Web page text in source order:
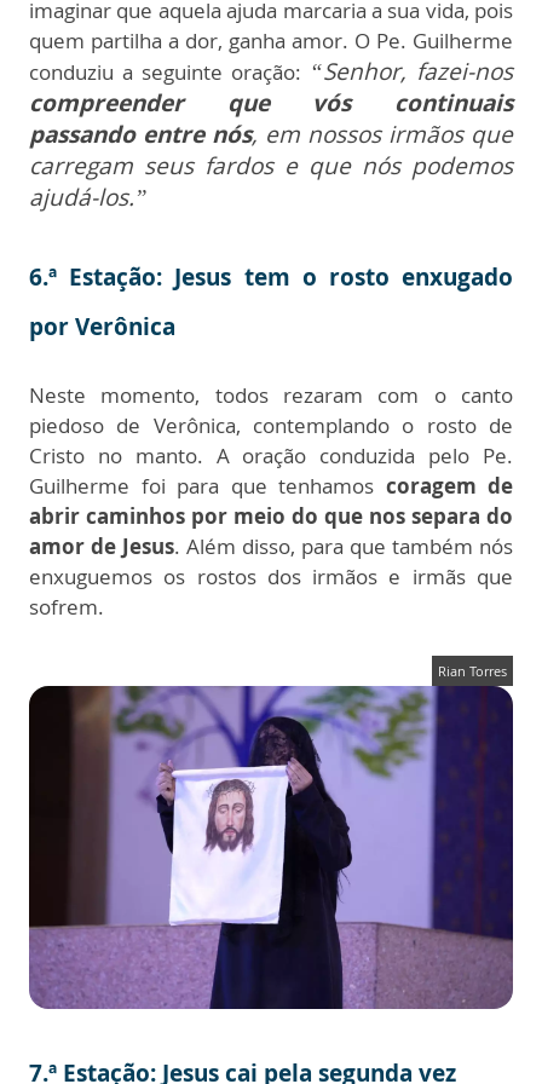
imaginar que aquela ajuda marcaria a sua vida, pois
quem partilha a dor, ganha amor. O Pe. Guilherme
conduziu a seguinte oração: “Senhor, fazei-nos
compreender que vós continuais
passando entre nós, em nossos irmãos que
carregam seus fardos e que nós podemos
ajudá-los.”
6.ª Estação: Jesus tem o rosto enxugado
por Verônica
Neste momento, todos rezaram com o canto
piedoso de Verônica, contemplando o rosto de
Cristo no manto. A oração conduzida pelo Pe.
Guilherme foi para que tenhamos coragem de
abrir caminhos por meio do que nos separa do
amor de Jesus. Além disso, para que também nós
enxuguemos os rostos dos irmãos e irmãs que
sofrem.
Rian Torres
7.ª Estação: Jesus cai pela segunda vez